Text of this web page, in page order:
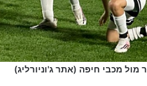
מול מכבי חיפה (אתר ג'וניורליג)